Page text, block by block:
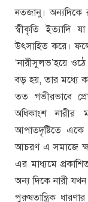
নতজানু। অন্যদিকে
স্বীকৃতি ইত্যাদি
উৎসাহিত করে।
‘নারীসুলভ’হয়ে
বড় হয়, তার মধ্যে
তত গভীরভাবে
অধিকাংশ নারীর
আপাতদৃষ্টিতে
আচরণ এ সমাজে
এর মাধ্যমে
অন্য দিকে নারী
পুরুষতান্ত্রিক